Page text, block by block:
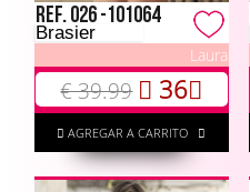
Ref. 026 -101064
Brasier
Laura
€ 39.99 36
AGREGAR A CARRITO